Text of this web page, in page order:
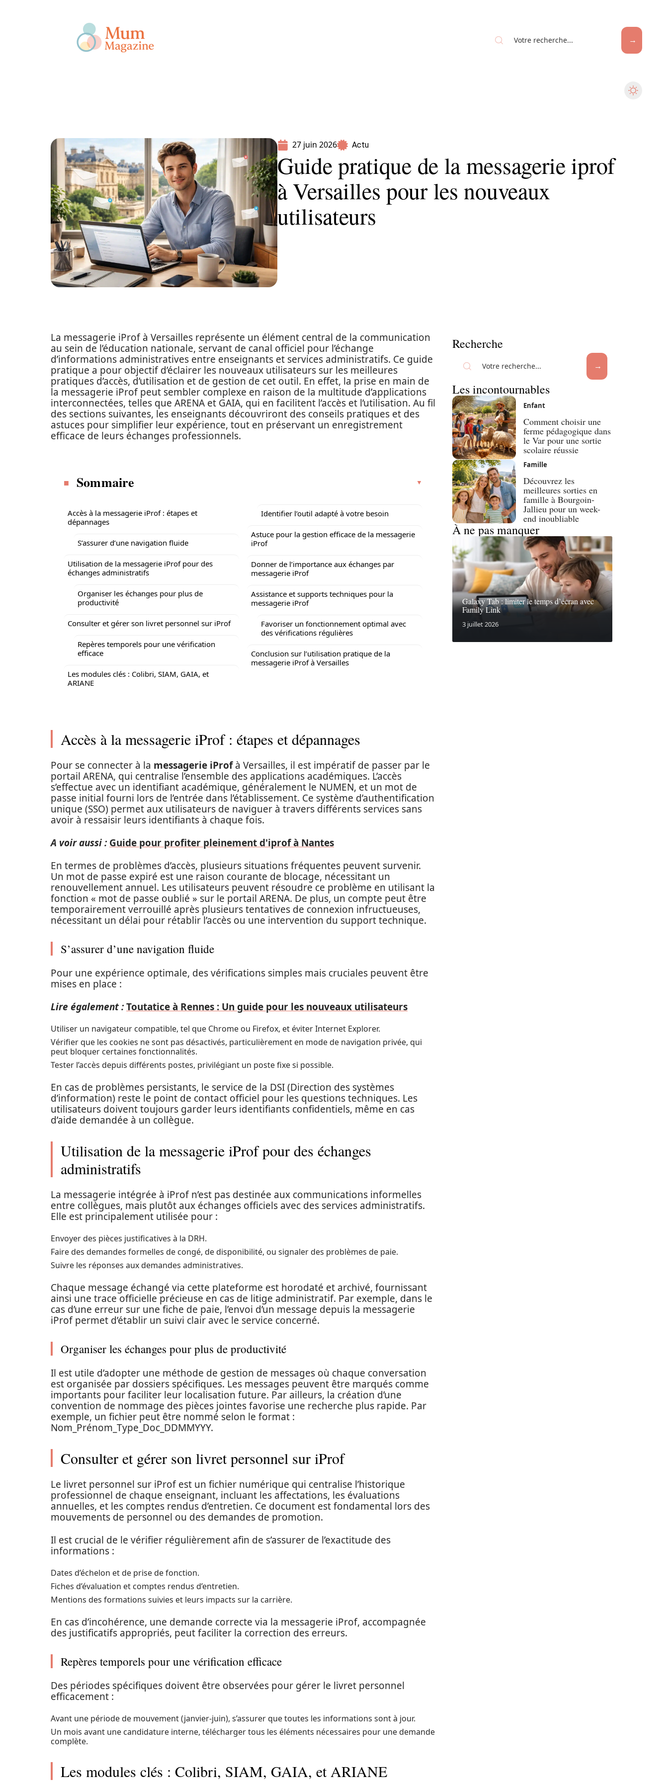
27 juin 2026 Actu
Guide pratique de la messagerie iprof
à Versailles pour les nouveaux
utilisateurs
La messagerie iProf à Versailles représente un élément central de la communication
au sein de l’éducation nationale, servant de canal officiel pour l’échange
d’informations administratives entre enseignants et services administratifs. Ce guide
pratique a pour objectif d’éclairer les nouveaux utilisateurs sur les meilleures
pratiques d’accès, d’utilisation et de gestion de cet outil. En effet, la prise en main de
la messagerie iProf peut sembler complexe en raison de la multitude d’applications
interconnectées, telles que ARENA et GAIA, qui en facilitent l’accès et l’utilisation. Au fil
des sections suivantes, les enseignants découvriront des conseils pratiques et des
astuces pour simplifier leur expérience, tout en préservant un enregistrement
efficace de leurs échanges professionnels.
Sommaire
Accès à la messagerie iProf : étapes et
dépannages
S’assurer d’une navigation fluide
Utilisation de la messagerie iProf pour des
échanges administratifs
Organiser les échanges pour plus de
productivité
Consulter et gérer son livret personnel sur iProf
Repères temporels pour une vérification
efficace
Les modules clés : Colibri, SIAM, GAIA, et
ARIANE
Identifier l’outil adapté à votre besoin
Astuce pour la gestion efficace de la messagerie
iProf
Donner de l’importance aux échanges par
messagerie iProf
Assistance et supports techniques pour la
messagerie iProf
Favoriser un fonctionnement optimal avec
des vérifications régulières
Conclusion sur l’utilisation pratique de la
messagerie iProf à Versailles
Accès à la messagerie iProf : étapes et dépannages
Pour se connecter à la messagerie iProfà Versailles, il est impératif de passer par le
portail ARENA, qui centralise l’ensemble des applications académiques. L’accès
s’effectue avec un identifiant académique, généralement le NUMEN, et un mot de
passe initial fourni lors de l’entrée dans l’établissement. Ce système d’authentification
unique (SSO) permet aux utilisateurs de naviguer à travers différents services sans
avoir à ressaisir leurs identifiants à chaque fois.
A voir aussi : Guide pour profiter pleinement d'iprof à Nantes
En termes de problèmes d’accès, plusieurs situations fréquentes peuvent survenir.
Un mot de passe expiré est une raison courante de blocage, nécessitant un
renouvellement annuel. Les utilisateurs peuvent résoudre ce problème en utilisant la
fonction « mot de passe oublié » sur le portail ARENA. De plus, un compte peut être
temporairement verrouillé après plusieurs tentatives de connexion infructueuses,
nécessitant un délai pour rétablir l’accès ou une intervention du support technique.
S’assurer d’une navigation fluide
Pour une expérience optimale, des vérifications simples mais cruciales peuvent être
mises en place :
Lire également :Toutatice à Rennes : Un guide pour les nouveaux utilisateurs
Utiliser un navigateur compatible, tel que Chrome ou Firefox, et éviter Internet Explorer.
Vérifier que les cookies ne sont pas désactivés, particulièrement en mode de navigation privée, qui
peut bloquer certaines fonctionnalités.
Tester l’accès depuis différents postes, privilégiant un poste fixe si possible.
En cas de problèmes persistants, le service de la DSI (Direction des systèmes
d’information) reste le point de contact officiel pour les questions techniques. Les
utilisateurs doivent toujours garder leurs identifiants confidentiels, même en cas
d’aide demandée à un collègue.
Utilisation de la messagerie iProf pour des échanges
administratifs
La messagerie intégrée à iProf n’est pas destinée aux communications informelles
entre collègues, mais plutôt aux échanges officiels avec des services administratifs.
Elle est principalement utilisée pour :
Envoyer des pièces justificatives à la DRH.
Faire des demandes formelles de congé, de disponibilité, ou signaler des problèmes de paie.
Suivre les réponses aux demandes administratives.
Chaque message échangé via cette plateforme est horodaté et archivé, fournissant
ainsi une trace officielle précieuse en cas de litige administratif. Par exemple, dans le
cas d’une erreur sur une fiche de paie, l’envoi d’un message depuis la messagerie
iProf permet d’établir un suivi clair avec le service concerné.
Organiser les échanges pour plus de productivité
Il est utile d’adopter une méthode de gestion de messages où chaque conversation
est organisée par dossiers spécifiques. Les messages peuvent être marqués comme
importants pour faciliter leur localisation future. Par ailleurs, la création d’une
convention de nommage des pièces jointes favorise une recherche plus rapide. Par
exemple, un fichier peut être nommé selon le format :
Nom_Prénom_Type_Doc_DDMMYYY.
Consulter et gérer son livret personnel sur iProf
Le livret personnel sur iProf est un fichier numérique qui centralise l’historique
professionnel de chaque enseignant, incluant les affectations, les évaluations
annuelles, et les comptes rendus d’entretien. Ce document est fondamental lors des
mouvements de personnel ou des demandes de promotion.
Il est crucial de le vérifier régulièrement afin de s’assurer de l’exactitude des
informations :
Dates d’échelon et de prise de fonction.
Fiches d’évaluation et comptes rendus d’entretien.
Mentions des formations suivies et leurs impacts sur la carrière.
En cas d’incohérence, une demande correcte via la messagerie iProf, accompagnée
des justificatifs appropriés, peut faciliter la correction des erreurs.
Repères temporels pour une vérification efficace
Des périodes spécifiques doivent être observées pour gérer le livret personnel
efficacement :
Avant une période de mouvement (janvier-juin), s’assurer que toutes les informations sont à jour.
Un mois avant une candidature interne, télécharger tous les éléments nécessaires pour une demande
complète.
Les modules clés : Colibri, SIAM, GAIA, et ARIANE
Recherche
Les incontournables
Enfant
Comment choisir une
ferme pédagogique dans
le Var pour une sortie
scolaire réussie
Famille
Découvrez les
meilleures sorties en
famille à Bourgoin-
Jallieu pour un week-
end inoubliable
À ne pas manquer
Galaxy Tab : limiter le temps d’écran avec
Family Link
3 juillet 2026